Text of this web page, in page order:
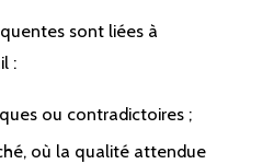
sont liées à
:
ou contradictoires ;
où la qualité attendue